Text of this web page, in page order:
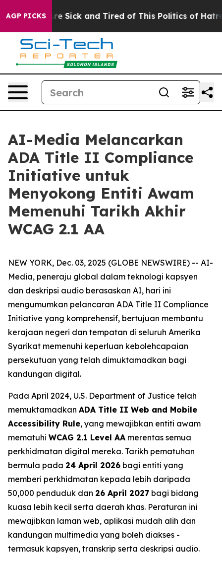
AGP PICKSAre Sick and Tired of This Politics of Hatred”
AI-Media Melancarkan
ADA Title II Compliance
Initiative untuk
Menyokong Entiti Awam
Memenuhi Tarikh Akhir
WCAG 2.1 AA
NEW YORK, Dec. 03, 2025 (GLOBE NEWSWIRE) -- AI-
Media, peneraju global dalam teknologi kapsyen
dan deskripsi audio berasaskan AI, hari ini
mengumumkan pelancaran ADA Title II Compliance
Initiative yang komprehensif, bertujuan membantu
kerajaan negeri dan tempatan di seluruh Amerika
Syarikat memenuhi keperluan kebolehcapaian
persekutuan yang telah dimuktamadkan bagi
kandungan digital.
Pada April 2024, U.S. Department of Justice telah
memuktamadkan ADA Title II Web and Mobile
Accessibility Rule, yang mewajibkan entiti awam
mematuhi WCAG 2.1 Level AA merentas semua
perkhidmatan digital mereka. Tarikh pematuhan
bermula pada 24 April 2026 bagi entiti yang
memberi perkhidmatan kepada lebih daripada
50,000 penduduk dan 26 April 2027 bagi bidang
kuasa lebih kecil serta daerah khas. Peraturan ini
mewajibkan laman web, aplikasi mudah alih dan
kandungan multimedia yang boleh diakses -
termasuk kapsyen, transkrip serta deskripsi audio.